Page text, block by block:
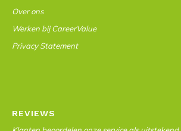
Over ons
Werken bij CareerValue
Privacy Statement
REVIEWS